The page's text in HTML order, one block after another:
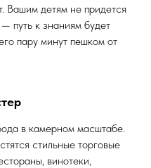
Вашим детям не придется
путь к знаниям будет
пару минут пешком от
в камерном масштабе.
стильные торговые
винотеки,